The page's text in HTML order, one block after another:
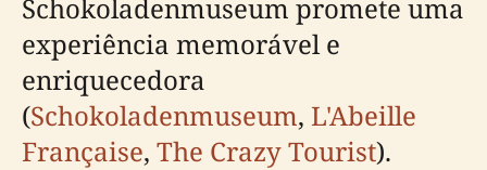
Schokoladenmuseum promete uma
experiência memorável e
enriquecedora
(Schokoladenmuseum, L'Abeille
Française, The Crazy Tourist).